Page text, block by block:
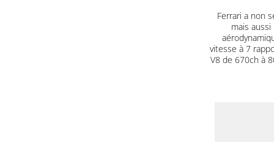
Ferrari a non
mais
vitesse à 7
V8 de 670ch à